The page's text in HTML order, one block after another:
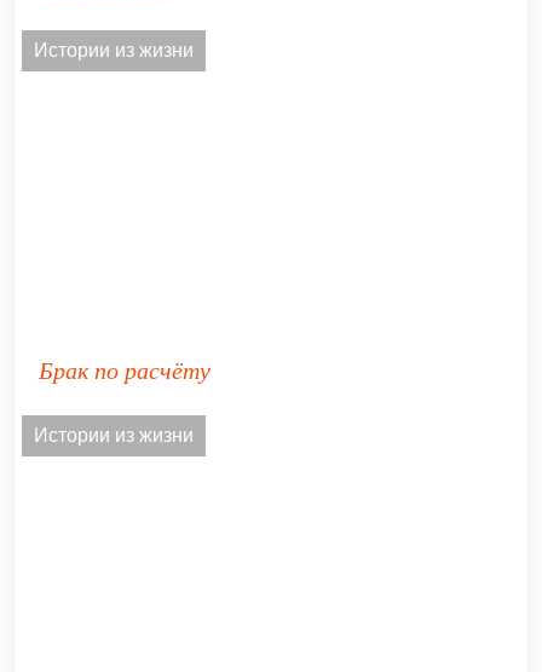
Истории из жизни
Брак по расчёту
Истории из жизни